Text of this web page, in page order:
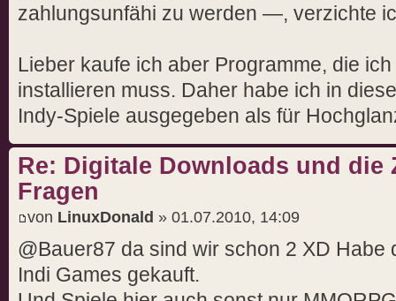
zahlungsunfähi zu werden —, verzichte
Lieber kaufe ich aber Programme, die
installieren muss. Daher habe ich in
Indy-Spiele ausgegeben als für
Re: Digitale Downloads und die
Fragen
von LinuxDonald » 01.07.2010, 14:09
@Bauer87 da sind wir schon 2 XD
Indi Games gekauft.